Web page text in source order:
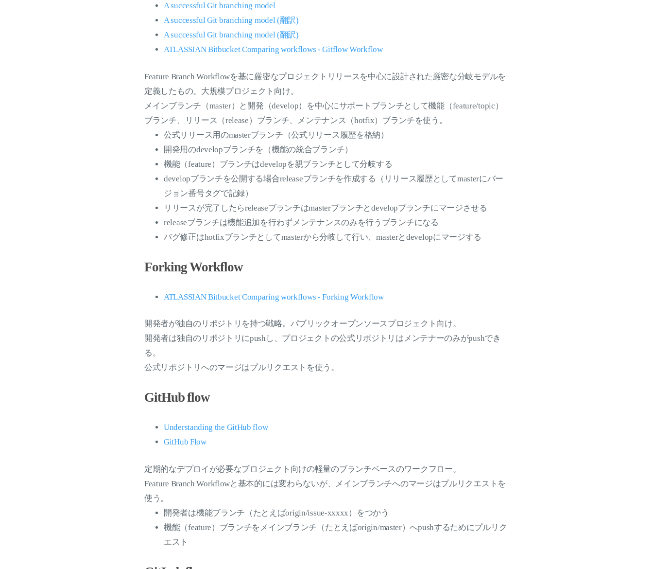
A successful Git branching model
A successful Git branching model (翻訳)
A successful Git branching model (翻訳)
ATLASSIAN Bitbucket Comparing workflows - Gitflow Workflow
Feature Branch Workflowを基に厳密なプロジェクトリリースを中心に設計された厳密な分岐モデルを
定義したもの。大規模プロジェクト向け。
メインブランチ（master）と開発（develop）を中心にサポートブランチとして機能（feature/topic）
ブランチ、リリース（release）ブランチ、メンテナンス（hotfix）ブランチを使う。
公式リリース用のmasterブランチ（公式リリース履歴を格納）
開発用のdevelopブランチを（機能の統合ブランチ）
機能（feature）ブランチはdevelopを親ブランチとして分岐する
developブランチを公開する場合releaseブランチを作成する（リリース履歴としてmasterにバー
ジョン番号タグで記録）
リリースが完了したらreleaseブランチはmasterブランチとdevelopブランチにマージさせる
releaseブランチは機能追加を行わずメンテナンスのみを行うブランチになる
バグ修正はhotfixブランチとしてmasterから分岐して行い、masterとdevelopにマージする
Forking Workflow
ATLASSIAN Bitbucket Comparing workflows - Forking Workflow
開発者が独自のリポジトリを持つ戦略。パブリックオープンソースプロジェクト向け。
開発者は独自のリポジトリにpushし、プロジェクトの公式リポジトリはメンテナーのみがpushでき
る。
公式リポジトリへのマージはプルリクエストを使う。
GitHub flow
Understanding the GitHub flow
GitHub Flow
定期的なデプロイが必要なプロジェクト向けの軽量のブランチベースのワークフロー。
Feature Branch Workflowと基本的には変わらないが、メインブランチへのマージはプルリクエストを
使う。
開発者は機能ブランチ（たとえばorigin/issue-xxxxx）をつかう
機能（feature）ブランチをメインブランチ（たとえばorigin/master）へpushするためにプルリク
エスト